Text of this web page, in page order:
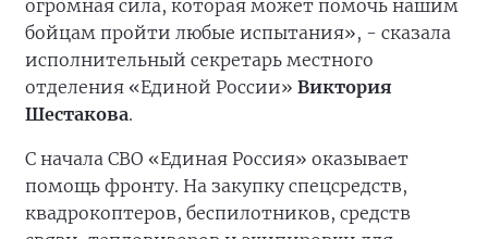
огромная сила, которая может помочь нашим
бойцам пройти любые испытания», - сказала
исполнительный секретарь местного
отделения «Единой России» Виктория
Шестакова.
С начала СВО «Единая Россия» оказывает
помощь фронту. На закупку спецсредств,
квадрокоптеров, беспилотников, средств